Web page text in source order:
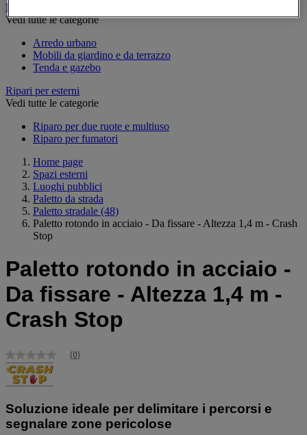
Mobili da esterno
Vedi tutte le categorie
Arredo urbano
Mobili da giardino e da terrazzo
Tenda e gazebo
Ripari per esterni
Vedi tutte le categorie
Riparo per due ruote e multiuso
Riparo per fumatori
Home page
Spazi esterni
Luoghi pubblici
Paletto da strada
Paletto stradale (48)
Paletto rotondo in acciaio - Da fissare - Altezza 1,4 m - Crash
Stop
Paletto rotondo in acciaio -
Da fissare - Altezza 1,4 m -
Crash Stop
Nessuna
valutazione
Stesso
alla
pagina.
(0)
Soluzione ideale per delimitare i percorsi e
segnalare zone pericolose